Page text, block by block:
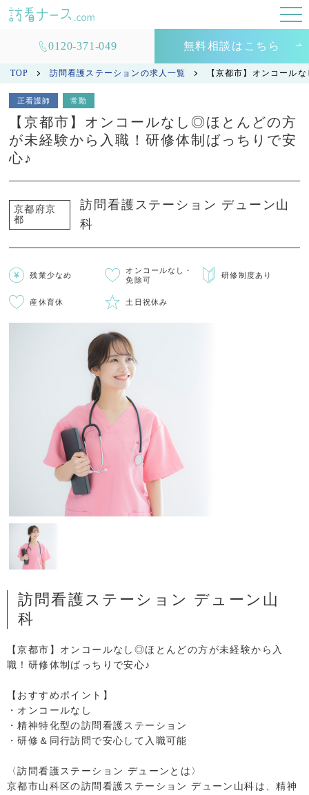
0120-371-049 無料相談はこちら
TOP 訪問看護ステーションの求人一覧 【京都市】オンコール
正看護師 常勤
【京都市】オンコールなし◎ほとんどの方
が未経験から入職！研修体制ばっちりで安
心♪
京都府京
都
訪問看護ステーション デューン山
科
残業少なめ
オンコールなし・
免除可
研修制度あり
産休育休 土日祝休み
訪問看護ステーション デューン山
科
【京都市】オンコールなし◎ほとんどの方が未経験から入
職！研修体制ばっちりで安心♪
【おすすめポイント】
・オンコールなし
・精神特化型の訪問看護ステーション
・研修＆同行訪問で安心して入職可能
〈訪問看護ステーション デューンとは〉
京都市山科区の訪問看護ステーション デューン山科は、精神